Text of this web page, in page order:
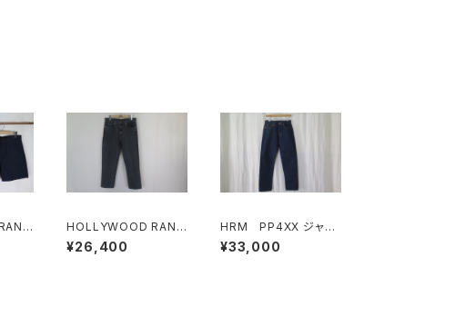
HOLLYWOOD RANC
H MARKET レギュラー
フィット テーパードウォ
¥26,400
HRM PP4XX ジャス
トレングスジーンズ
¥33,000